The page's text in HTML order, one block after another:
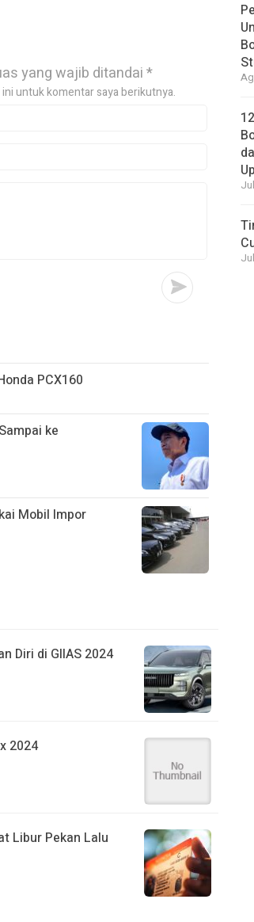
yang wajib ditandai*
untuk komentar saya berikutnya.
PCX160
ke
Mobil Impor
Diri di GIIAS 2024
2024
Libur Pekan Lalu